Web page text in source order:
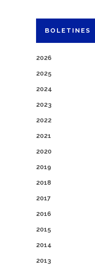
BOLETINES
2026
2025
2024
2023
2022
2021
2020
2019
2018
2017
2016
2015
2014
2013